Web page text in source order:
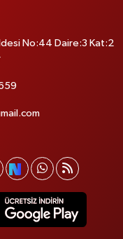
No:44 Daire:3 Kat:2